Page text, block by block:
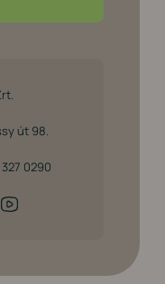
út 98.
327 0290